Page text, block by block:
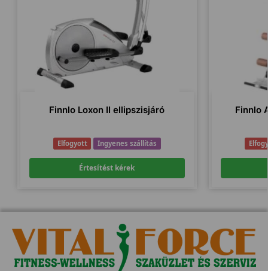
Finnlo Loxon II ellipszisjáró
Elfogyott Ingyenes szállítás
Értesítést kérek
Finnlo